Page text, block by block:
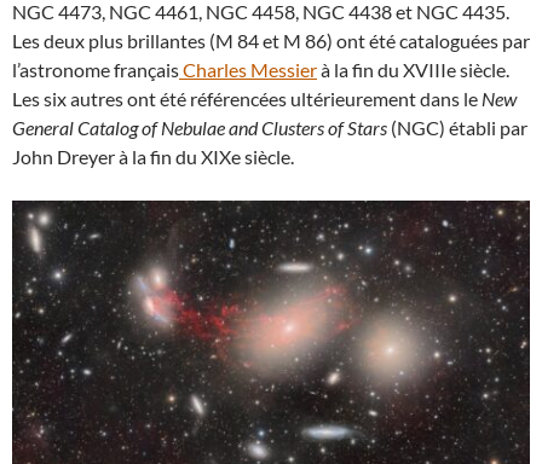
NGC 4473, NGC 4461, NGC 4458, NGC 4438 et NGC 4435.
Les deux plus brillantes (M 84 et M 86) ont été cataloguées par
l’astronome françaisCharles Messierà la fin du XVIIIe siècle.
Les six autres ont été référencées ultérieurement dans le New
General Catalog of Nebulae and Clusters of Stars (NGC) établi par
John Dreyer à la fin du XIXe siècle.